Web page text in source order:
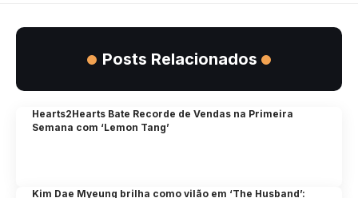
Posts Relacionados
Hearts2Hearts Bate Recorde de Vendas na Primeira
Semana com ‘Lemon Tang’
Kim Dae Myeung brilha como vilão em ‘The Husband’: